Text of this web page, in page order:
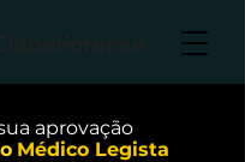
aprovação
Médico Legista